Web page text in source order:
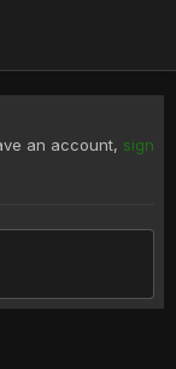
an account, sign